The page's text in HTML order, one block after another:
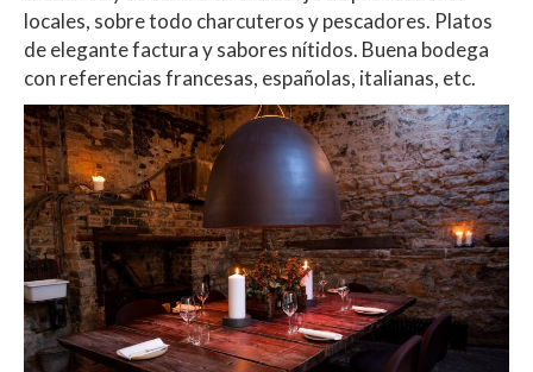
locales, sobre todo charcuteros y pescadores. Platos
de elegante factura y sabores nítidos. Buena bodega
con referencias francesas, españolas, italianas, etc.